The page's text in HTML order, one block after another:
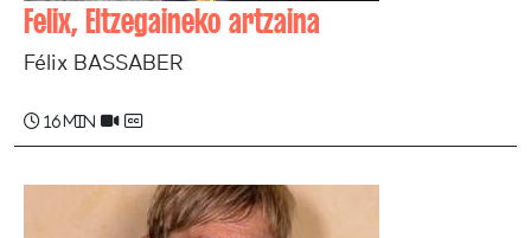
Felix, Eltzegaineko artzaina
Félix BASSABER
16 min